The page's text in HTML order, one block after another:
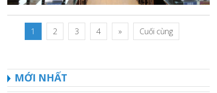
1 2 3 4 » Cuối cùng
MỚI NHẤT